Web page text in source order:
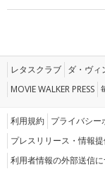
レタスクラブ ダ・ヴィ
MOVIE WALKER PRESS
利用規約 プライバシー
プレスリリース・情報
利用者情報の外部送信